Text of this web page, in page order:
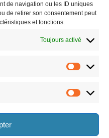
de navigation ou les ID uniques
de retirer son consentement peut
et fonctions.
Toujours activé
le vendredi 8h30-12h et 13h30-17h,